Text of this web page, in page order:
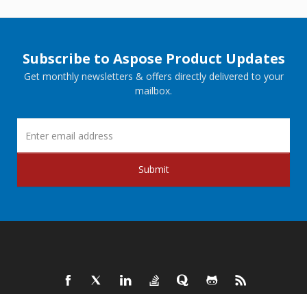
Subscribe to Aspose Product Updates
Get monthly newsletters & offers directly delivered to your
mailbox.
Submit